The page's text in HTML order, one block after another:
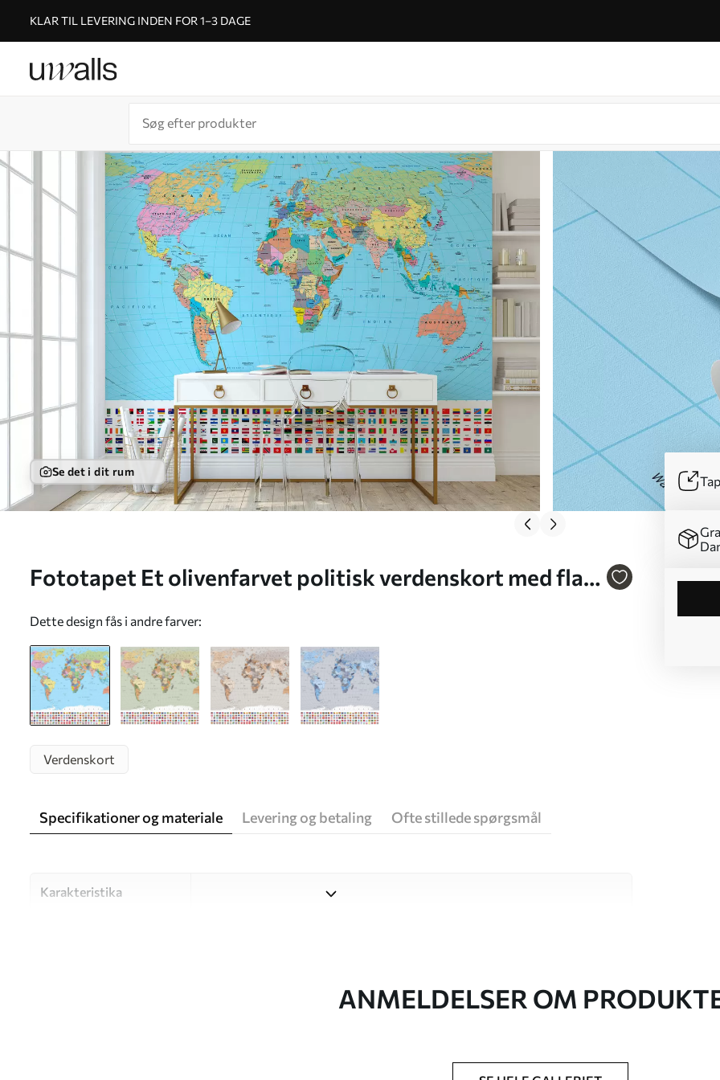
KLAR TIL LEVERING INDEN FOR 1–3 DAGE
Se det i dit rum
Fototapet Et olivenfarvet politisk verdenskort med flag,
Dette design fås i andre farver:
Verdenskort
Specifikationer og materiale Levering og betaling Ofte stillede spørgsmål
Karakteristika
ANMELDELSER OM